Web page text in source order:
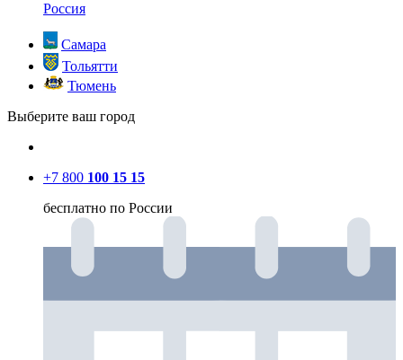
Россия
Самара
Тольятти
Тюмень
Выберите ваш город
+7 800 100 15 15
бесплатно по России